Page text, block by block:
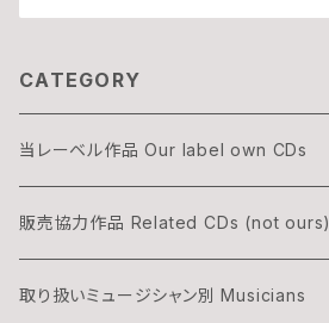
CATEGORY
当レーベル作品 Our label own CDs
DOGON
THREE & ONLY
販売協力作品 Related CDs (not ours)
取り扱いミュージシャン別 Musicians